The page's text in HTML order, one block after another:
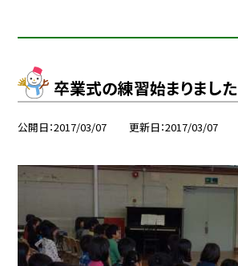
卒業式の練習始まりました
公開日 2017/03/07 更新日 2017/03/07